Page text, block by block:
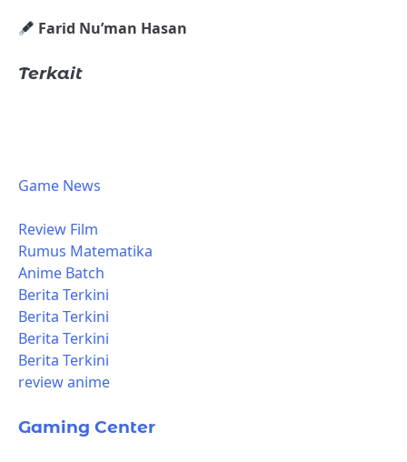
Farid Nu’man Hasan
Terkait
Game News
Review Film
Rumus Matematika
Anime Batch
Berita Terkini
Berita Terkini
Berita Terkini
Berita Terkini
review anime
Gaming Center